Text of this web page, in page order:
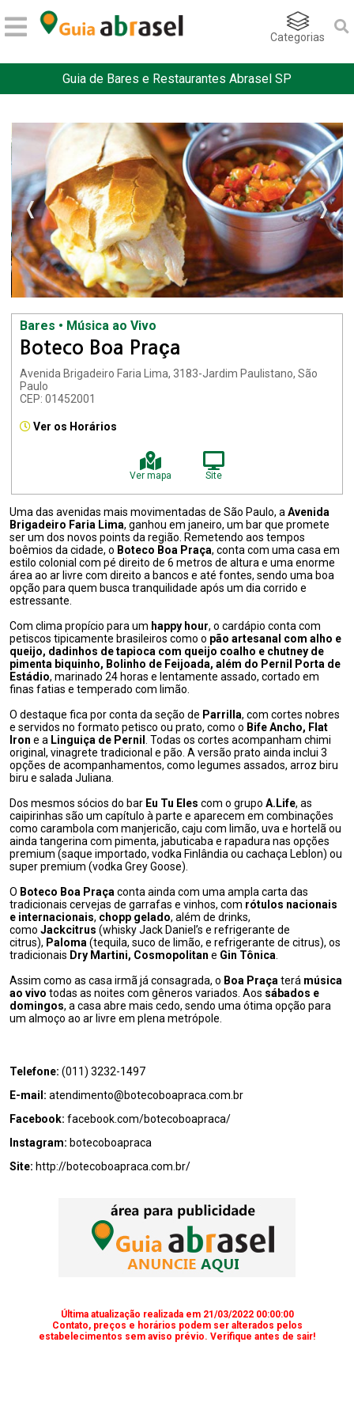
Categorias
Guia de Bares e Restaurantes Abrasel SP
Bares • Música ao Vivo
Boteco Boa Praça
Avenida Brigadeiro Faria Lima, 3183-Jardim Paulistano, São
Paulo
CEP: 01452001
Ver os Horários
Ver mapa Site
Uma das avenidas mais movimentadas de São Paulo, a Avenida
Brigadeiro Faria Lima, ganhou em janeiro, um bar que promete
ser um dos novos points da região. Remetendo aos tempos
boêmios da cidade, o Boteco Boa Praça, conta com uma casa em
estilo colonial com pé direito de 6 metros de altura e uma enorme
área ao ar livre com direito a bancos e até fontes, sendo uma boa
opção para quem busca tranquilidade após um dia corrido e
estressante.
Com clima propício para um happy hour, o cardápio conta com
petiscos tipicamente brasileiros como o pão artesanal com alho e
queijo, dadinhos de tapioca com queijo coalho e chutney de
pimenta biquinho, Bolinho de Feijoada, além do Pernil Porta de
Estádio, marinado 24 horas e lentamente assado, cortado em
finas fatias e temperado com limão.
O destaque fica por conta da seção de Parrilla, com cortes nobres
e servidos no formato petisco ou prato, como o Bife Ancho, Flat
Iron e a Linguiça de Pernil
. Todas os cortes acompanham chimi
original, vinagrete tradicional e pão. A versão prato ainda inclui 3
opções de acompanhamentos, como legumes assados, arroz biru
biru e salada Juliana.
Dos mesmos sócios do bar Eu Tu Eles com o grupo A.Life, as
caipirinhas são um capítulo à parte e aparecem em combinações
como carambola com manjericão, caju com limão, uva e hortelã ou
ainda tangerina com pimenta, jabuticaba e rapadura nas opções
premium (saque importado, vodka Finlândia ou cachaça Leblon) ou
super premium (vodka Grey Goose).
O Boteco Boa Praça conta ainda com uma ampla carta das
tradicionais cervejas de garrafas e vinhos, com rótulos nacionais
e internacionais, chopp gelado, além de drinks,
como Jackcitrus (whisky Jack Daniel’s e refrigerante de
citrus), Paloma (tequila, suco de limão, e refrigerante de citrus), os
tradicionais Dry Martini, Cosmopolitan e Gin Tônica
Assim como as casa irmã já consagrada, o Boa Praça terá música
ao vivo todas as noites com gêneros variados. Aos sábados e
domingos, a casa abre mais cedo, sendo uma ótima opção para
um almoço ao ar livre em plena metrópole.
Telefone: (011) 3232-1497
E-mail: atendimento@botecoboapraca.com.br
Facebook: facebook.com/botecoboapraca/
Instagram: botecoboapraca
Site: http://botecoboapraca.com.br/
Última atualização realizada em 21/03/2022 00:00:00
Contato, preços e horários podem ser alterados pelos
estabelecimentos sem aviso prévio. Verifique antes de sair!